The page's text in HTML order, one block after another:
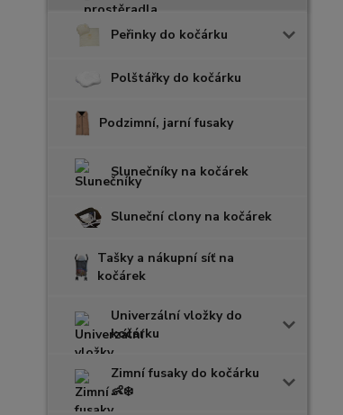
Peřinky do kočárku
Polštářky do kočárku
Podzimní, jarní fusaky
Slunečníky na kočárek
Sluneční clony na kočárek
Tašky a nákupní síť na
kočárek
Univerzální vložky do
kočárku
Zimní fusaky do kočárku
👶❄️